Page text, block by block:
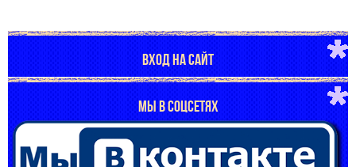
ВХОД НА САЙТ
МЫ В СОЦСЕТЯХ